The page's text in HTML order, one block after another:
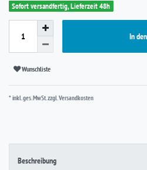
Sofort versandfertig, Lieferzeit 48h
In
Wunschliste
* inkl. ges. MwSt. zzgl.Versandkosten
Beschreibung